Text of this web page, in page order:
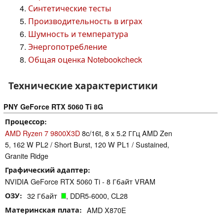
Синтетические тесты
Производительность в играх
Шумность и температура
Энергопотребление
Общая оценка Notebookcheck
Технические характеристики
PNY GeForce RTX 5060 Ti 8G
Процессор
AMD Ryzen 7 9800X3D8c/16t, 8 x 5.2 ГГц AMD Zen
5, 162 W PL2 / Short Burst, 120 W PL1 / Sustained,
Granite Ridge
Графический адаптер
NVIDIA GeForce RTX 5060 Ti - 8 Гбайт VRAM
ОЗУ 32 Гбайт , DDR5-6000, CL28
Материнская плата AMD X870E